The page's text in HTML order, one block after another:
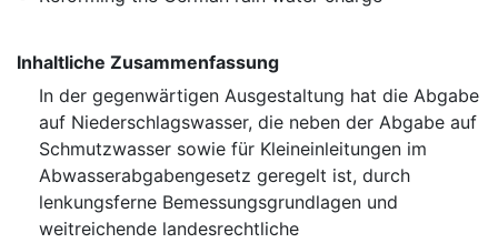
Inhaltliche Zusammenfassung
In der gegenwärtigen Ausgestaltung hat die Abgabe
auf Niederschlagswasser, die neben der Abgabe auf
Schmutzwasser sowie für Kleineinleitungen im
Abwasserabgabengesetz geregelt ist, durch
lenkungsferne Bemessungsgrundlagen und
weitreichende landesrechtliche